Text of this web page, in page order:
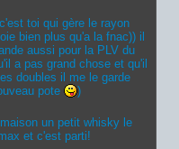
toi qui gère le rayon
bien plus qu'a la fnac)) il
aussi pour la PLV du
a pas grand chose et qu'il
doubles il me le garde
pote
)
un petit whisky le
et c'est parti!